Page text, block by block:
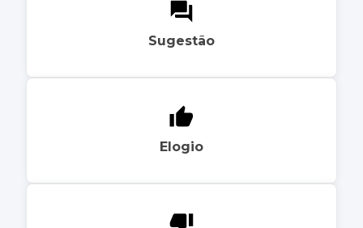
Sugestão
Elogio